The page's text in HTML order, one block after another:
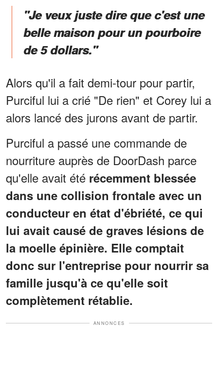
"Je veux juste dire que c'est une
belle maison pour un pourboire
de 5 dollars."
Alors qu'il a fait demi-tour pour partir,
Purciful lui a crié "De rien" et Corey lui a
alors lancé des jurons avant de partir.
Purciful a passé une commande de
nourriture auprès de DoorDash parce
qu'elle avait été récemment blessée
dans une collision frontale avec un
conducteur en état d'ébriété, ce qui
lui avait causé de graves lésions de
la moelle épinière. Elle comptait
donc sur l'entreprise pour nourrir sa
famille jusqu'à ce qu'elle soit
complètement rétablie.
ANNONCES